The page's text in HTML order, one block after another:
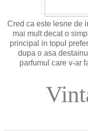
Cred ca este lesne de
mai mult decat o
principal in topul
dupa o asa
parfumul care v-ar